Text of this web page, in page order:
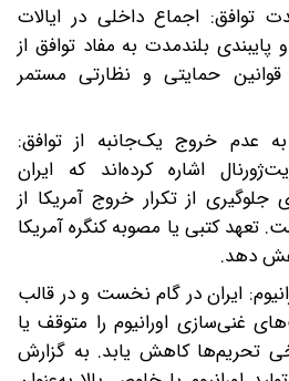
توافق: اجماع داخلی در ایالات
پایبندی بلندمدت به مفاد توافق از
حمایتی و نظارتی مستمر
به عدم خروج یک‌جانبه از توافق:
اشاره کرده‌اند که ایران
از تکرار خروج آمریکا از
مانند سال 2018 است. تعهد کتبی یا مصوبه کنگره آمریکا
دهد.
ایران در گام نخست و در قالب
غنی‌سازی اورانیوم را متوقف یا
تحریم‌ها کاهش یابد. به گزارش